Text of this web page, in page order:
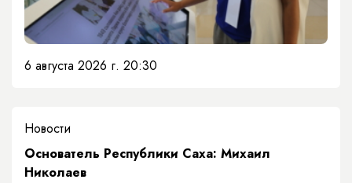
6 августа 2026 г. 20:30
Новости
Основатель Республики Саха: Михаил
Николаев